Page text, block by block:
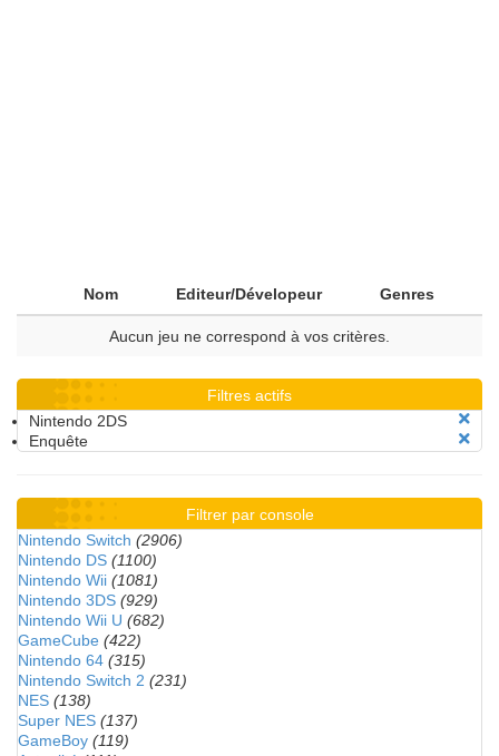
Nom Editeur/Dévelopeur Genres
Aucun jeu ne correspond à vos critères.
Filtres actifs
Nintendo 2DS
Enquête
Filtrer par console
Nintendo Switch (2906)
Nintendo DS (1100)
Nintendo Wii (1081)
Nintendo 3DS (929)
Nintendo Wii U (682)
GameCube (422)
Nintendo 64 (315)
Nintendo Switch 2 (231)
NES (138)
Super NES (137)
GameBoy (119)